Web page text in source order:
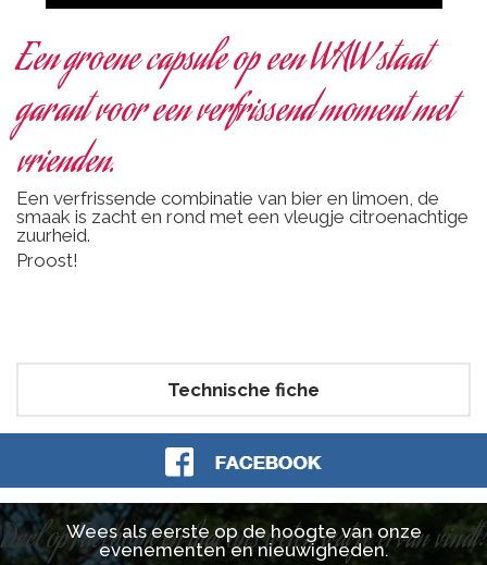
Een groene capsule op een WAW staat
garant voor een verfrissend moment met
vrienden.
Een verfrissende combinatie van bier en limoen, de
smaak is zacht en rond met een vleugje citroenachtige
zuurheid.
Proost!
Technische fiche
Deel op Facebook en laat ons weten wat je ervan vindt!
Wees als eerste op de hoogte van onze
evenementen en nieuwigheden.